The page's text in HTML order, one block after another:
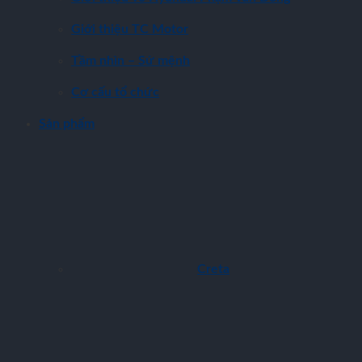
Giới thiệu TC Motor
Tầm nhìn – Sứ mệnh
Cơ cấu tổ chức
Sản phẩm
Creta